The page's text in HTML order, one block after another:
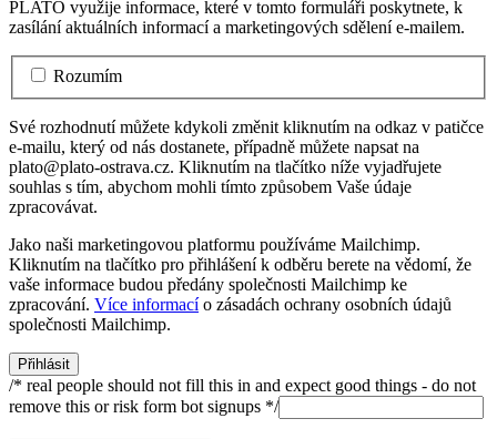
PLATO využije informace, které v tomto formuláři poskytnete, k
zasílání aktuálních informací a marketingových sdělení e-mailem.
Rozumím
Své rozhodnutí můžete kdykoli změnit kliknutím na odkaz v patičce
e-mailu, který od nás dostanete, případně můžete napsat na
plato@plato-ostrava.cz. Kliknutím na tlačítko níže vyjadřujete
souhlas s tím, abychom mohli tímto způsobem Vaše údaje
zpracovávat.
Jako naši marketingovou platformu používáme Mailchimp.
Kliknutím na tlačítko pro přihlášení k odběru berete na vědomí, že
vaše informace budou předány společnosti Mailchimp ke
zpracování. Více informacío zásadách ochrany osobních údajů
společnosti Mailchimp.
/* real people should not fill this in and expect good things - do not
remove this or risk form bot signups */